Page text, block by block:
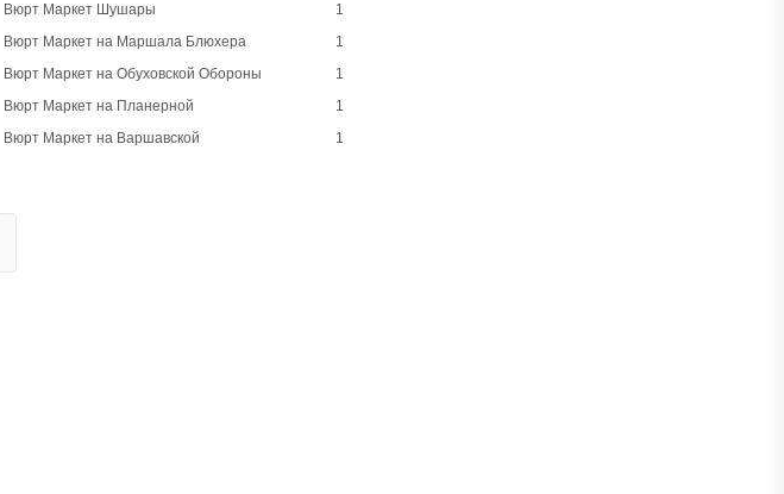
Вюрт Маркет Шушары
1
Вюрт Маркет на Маршала Блюхера
1
Вюрт Маркет на Обуховской Обороны
1
Вюрт Маркет на Планерной
1
Вюрт Маркет на Варшавской
1